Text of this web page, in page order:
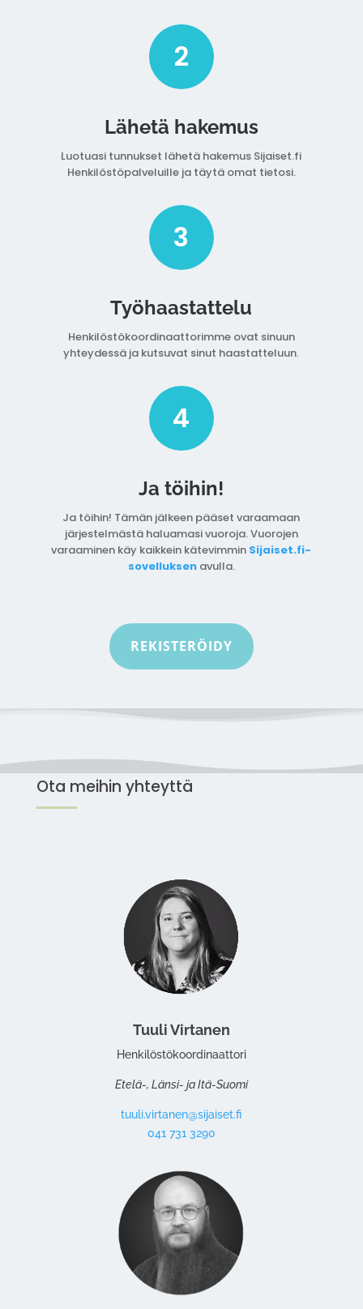
2
Lähetä hakemus
Luotuasi tunnukset lähetä hakemus Sijaiset.fi
Henkilöstöpalveluille ja täytä omat tietosi.
3
Työhaastattelu
Henkilöstökoordinaattorimme ovat sinuun
yhteydessä ja kutsuvat sinut haastatteluun.
4
Ja töihin!
Ja töihin! Tämän jälkeen pääset varaamaan
järjestelmästä haluamasi vuoroja. Vuorojen
varaaminen käy kaikkein kätevimmin Sijaiset.fi-
sovelluksenavulla.
REKISTERÖIDY
Ota meihin yhteyttä
Tuuli Virtanen
Henkilöstökoordinaattori
Etelä-, Länsi- ja Itä-Suomi
tuuli.virtanen@sijaiset.fi
041 731 3290